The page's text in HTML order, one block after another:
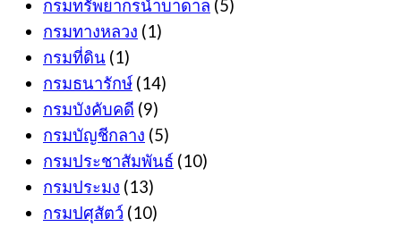
กรมทรัพยากรน้ำบาดาล (5)
กรมทางหลวง (1)
กรมที่ดิน (1)
กรมธนารักษ์ (14)
กรมบังคับคดี (9)
กรมบัญชีกลาง (5)
กรมประชาสัมพันธ์ (10)
กรมประมง (13)
กรมปศุสัตว์ (10)